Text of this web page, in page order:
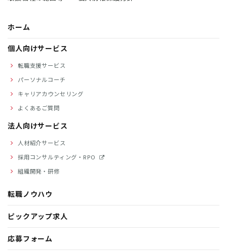
ホーム
個人向けサービス
転職支援サービス
パーソナルコーチ
キャリアカウンセリング
よくあるご質問
法人向けサービス
人材紹介サービス
採用コンサルティング・RPO
組織開発・研修
転職ノウハウ
ピックアップ求人
応募フォーム